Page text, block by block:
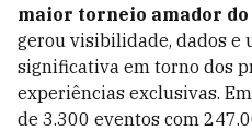
maior torneio amador
gerou visibilidade, dados e
significativa em torno dos
experiências exclusivas.
de 3.300 eventos com